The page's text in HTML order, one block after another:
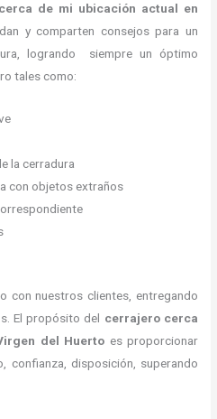
de mi ubicación actual en
y comparten consejos para un
logrando siempre un óptimo
tales como:
la cerradura
con objetos extraños
con nuestros clientes, entregando
El propósito del cerrajero cerca
del Huerto es proporcionar
confianza, disposición, superando